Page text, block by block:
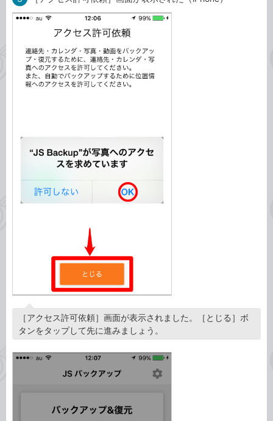
［アクセス許可依頼］画面が表示されました。［とじる］ボ
タンをタップして先に進みましょう。